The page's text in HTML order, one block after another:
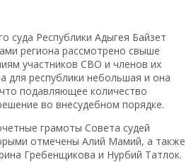
суда Республики Адыгея Байзет
региона рассмотрено свыше
участников СВО и членов их
для республики небольшая и она
подавляющее количество
во внесудебном порядке.
грамоты Совета судей
отмечены Алий Мамий, а также
Гребенщикова и Нурбий Татлок.